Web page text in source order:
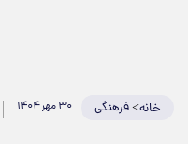
خانه>فرهنگی ۳۰ مهر ۱۴۰۴